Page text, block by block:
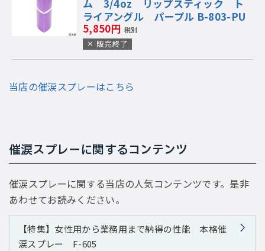
ム 3/4oz リップスティック ト
ライアングル パープル B-803-PU
5,850円 税別
販売終了
当店の催涙スプレーはこちら
催涙スプレーに関するコンテンツ
催涙スプレーに関する当店の人気コンテンツです。是非
あわせてお読みください。
【特集】女性用から業務用まで納得の性能 本格催
涙スプレー F-605